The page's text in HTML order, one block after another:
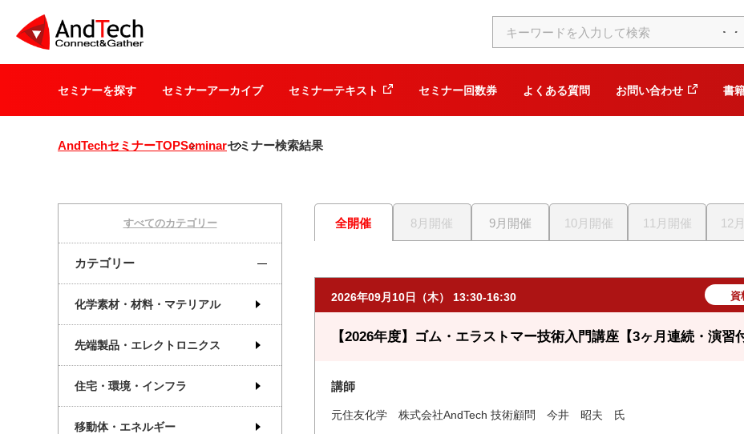
セミナーを探す セミナーアーカイブ セミナーテキスト セミナー回数券 よくある質問 お問い合わせ 書
AndTechセミナーTOPSeminarセミナー検索結果
全開催 8月開催 9月開催 10月開催 11月開催 12
2026年09月10日（木） 13:30-16:30 資
【2026年度】ゴム・エラストマー技術入門講座【3ヶ月連続・演習
講師
元住友化学 株式会社AndTech 技術顧問 今井 昭夫 氏
すべてのカテゴリー
カテゴリー
化学素材・材料・マテリアル
先端製品・エレクトロニクス
住宅・環境・インフラ
移動体・エネルギー